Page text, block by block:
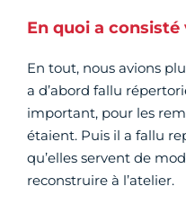
En quoi a
En tout, nous avions
a d’abord fallu
important, pour les
étaient. Puis il a fallu
qu’elles servent de
reconstruire à l’atelier.